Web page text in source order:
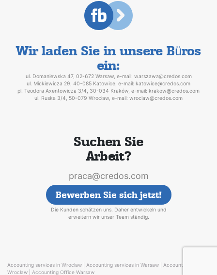
Wir laden Sie in unsere Büros
ein:
ul. Domaniewska 47, 02-672 Warsaw, e-mail: warszawa@credos.com
ul. Mickiewicza 29, 40-085 Katowice, e-mail: katowice@credos.com
pl. Teodora Axentowicza 3/4, 30-034 Kraków, e-mail: krakow@credos.com
ul. Ruska 3/4, 50-079 Wrocław, e-mail: wroclaw@credos.com
Suchen Sie
Arbeit?
praca@credos.com
Bewerben Sie sich jetzt!
Die Kunden schätzen uns. Daher entwickeln und
erweitern wir unser Team ständig.
Accounting services in Wrocław | Accounting services in Warsaw |
Accounting Office
Wrocław |
Accounting Office Warsaw